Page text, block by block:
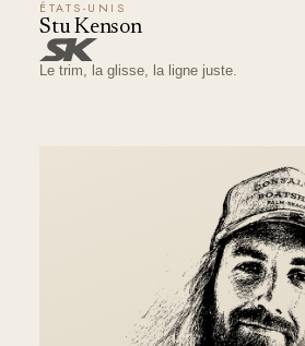
ÉTATS-UNIS
Stu Kenson
Le trim, la glisse, la ligne juste.